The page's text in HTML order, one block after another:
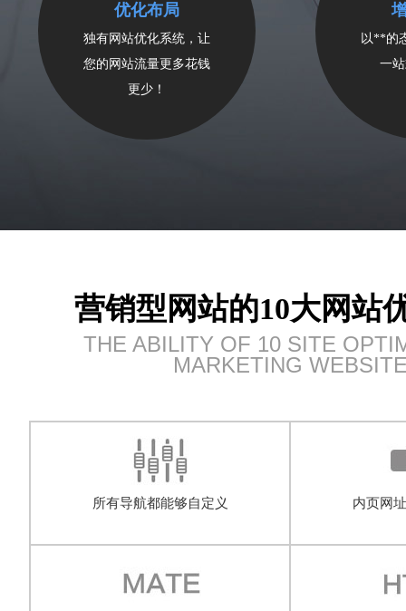
优化布局
独有网站优化系统，让
您的网站流量更多花钱
更少！
以**的
一
营销型网站的10大网站
THE ABILITY OF 10 SITE
MARKETING
所有导航都能够自定义 内页网